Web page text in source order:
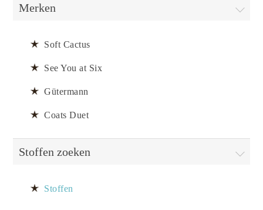
Merken
Soft Cactus
See You at Six
Gütermann
Coats Duet
Stoffen zoeken
Stoffen